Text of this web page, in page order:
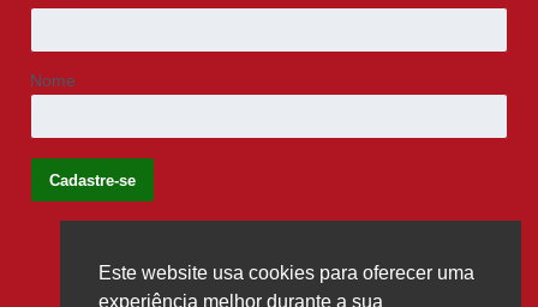
Nome
Siga-nos
Este website usa cookies para oferecer uma
experiência melhor durante a sua